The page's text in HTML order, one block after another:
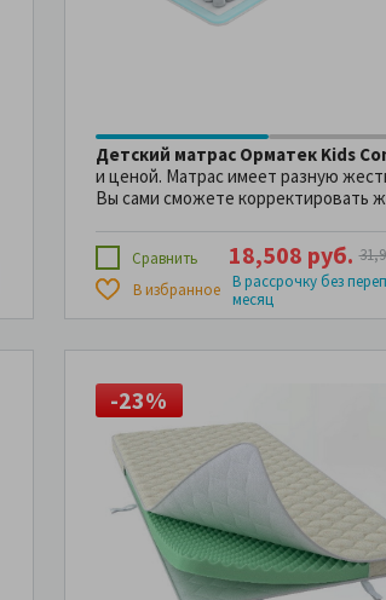
Детский матрас Орматек Kids
и ценой. Матрас имеет разную
Вы сами сможете корректировать
Сравнить
В избранное
18,508 руб.
В рассрочку без
месяц
-43%
-23%